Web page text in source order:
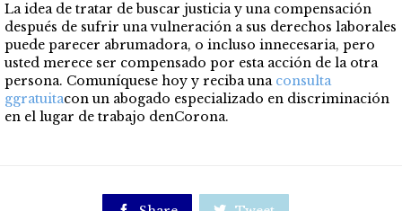
La idea de tratar de buscar justicia y una compensación
después de sufrir una vulneración a sus derechos laborales
puede parecer abrumadora, o incluso innecesaria, pero
usted merece ser compensado por esta acción de la otra
persona. Comuníquese hoy y reciba una consulta
ggratuitacon un abogado especializado en discriminación
en el lugar de trabajo denCorona.